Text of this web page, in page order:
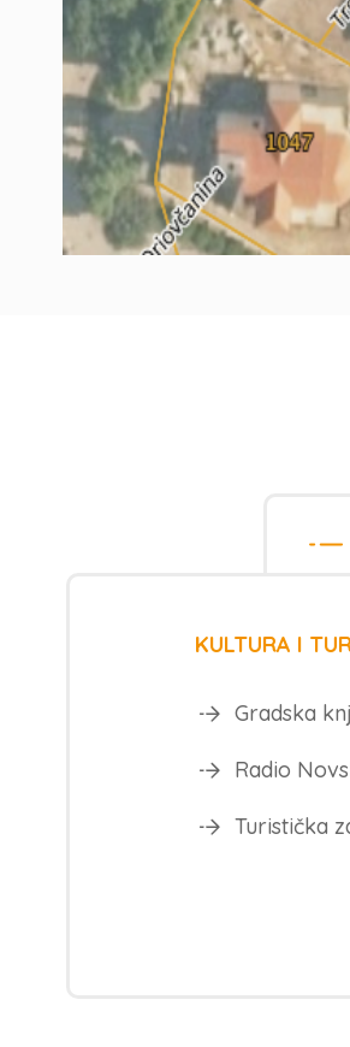
KULTURA I
Gradska
Radio
Turistička